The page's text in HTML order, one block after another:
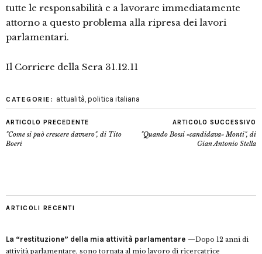
tutte le responsabilità e a lavorare immediatamente
attorno a questo problema alla ripresa dei lavori
parlamentari.
Il Corriere della Sera 31.12.11
CATEGORIE: attualità, politica italiana
ARTICOLO PRECEDENTE
"Come si può crescere davvero", di Tito
Boeri
ARTICOLO SUCCESSIVO
"Quando Bossi «candidava» Monti", di
Gian Antonio Stella
ARTICOLI RECENTI
La “restituzione” della mia attività parlamentare
Dopo 12 anni di
attività parlamentare, sono tornata al mio lavoro di ricercatrice